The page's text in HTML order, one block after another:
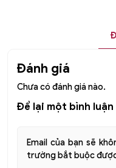
Đánh giá
Chưa có đánh giá nào.
Để lại một bình luận
Email của bạn sẽ
trường bắt buộc